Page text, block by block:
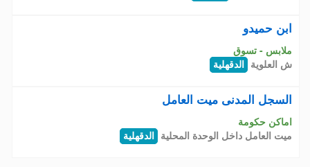
ابن حميدو
ملابس - تسوق
ش العلوية
الدقهلية
السجل المدنى ميت العامل
اماكن حكومة
ميت العامل داخل الوحدة المحلية
الدقهلية